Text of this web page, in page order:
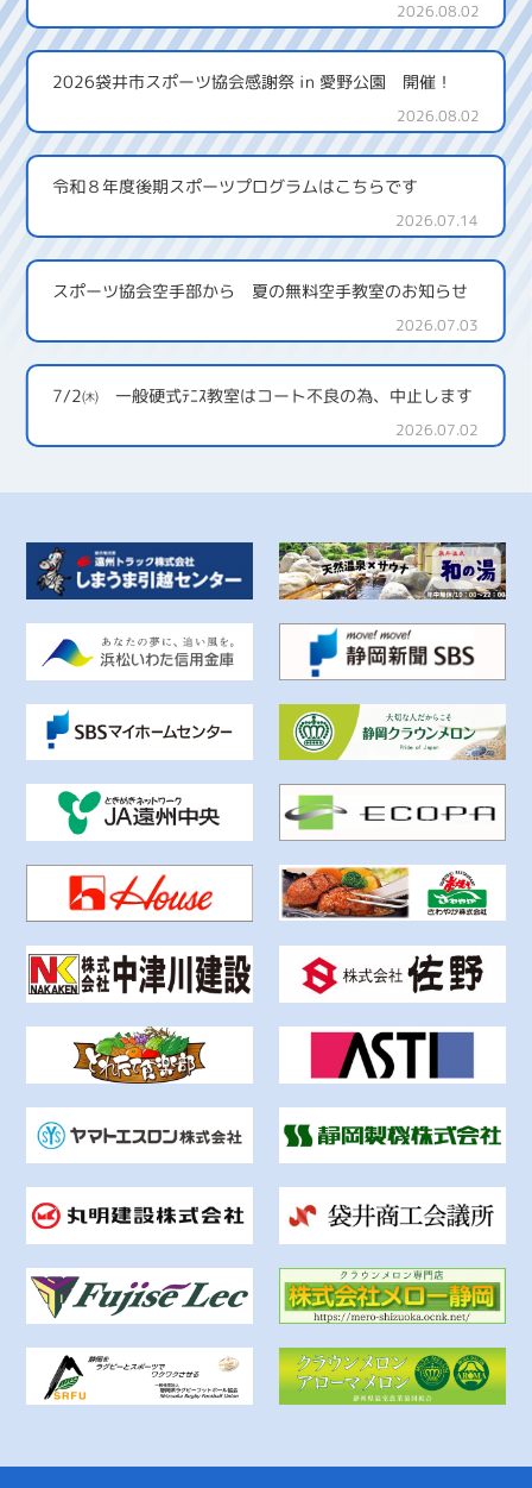
2026.08.02
2026袋井市スポーツ協会感謝祭 in 愛野公園 開催！
2026.08.02
令和８年度後期スポーツプログラムはこちらです
2026.07.14
スポーツ協会空手部から 夏の無料空手教室のお知らせ
2026.07.03
7/2㈭ 一般硬式ﾃﾆｽ教室はコート不良の為、中止します
2026.07.02